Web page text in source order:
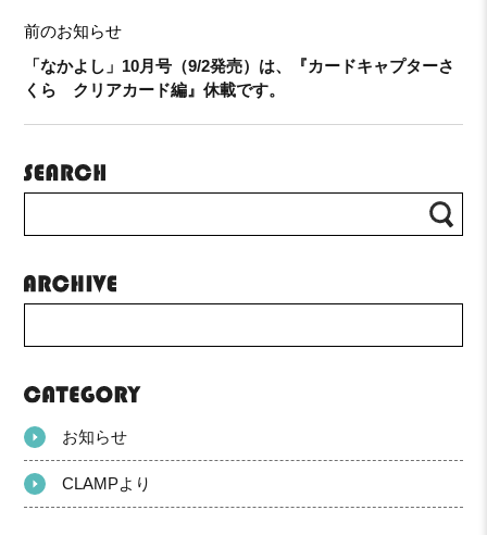
前のお知らせ
「なかよし」10月号（9/2発売）は、『カードキャプターさ
くら クリアカード編』休載です。
お知らせ
CLAMPより